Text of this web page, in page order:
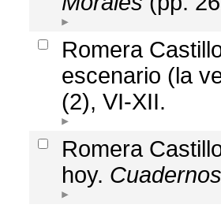
Romera
escenario (la
(2), VI-XII.
Romera
hoy.